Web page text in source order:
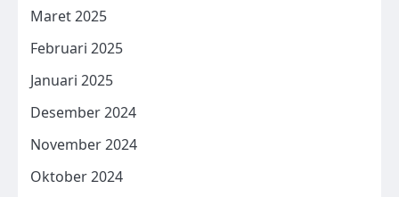
Maret 2025
Februari 2025
Januari 2025
Desember 2024
November 2024
Oktober 2024